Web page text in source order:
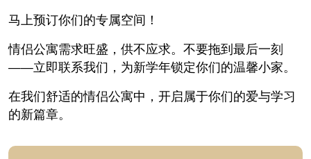
马上预订你们的专属空间！
情侣公寓需求旺盛，供不应求。不要拖到最后一刻
——立即联系我们，为新学年锁定你们的温馨小家。
在我们舒适的情侣公寓中，开启属于你们的爱与学习
的新篇章。